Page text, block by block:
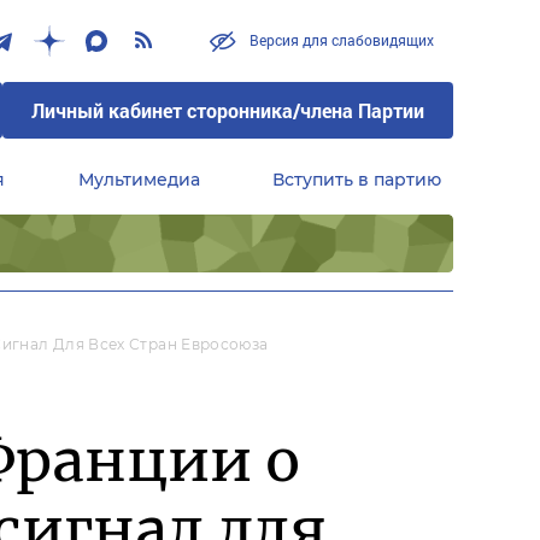
Версия для слабовидящих
Личный кабинет сторонника/члена Партии
Мультимедиа Вступить в партию
Для Всех Стран Евросоюза
о